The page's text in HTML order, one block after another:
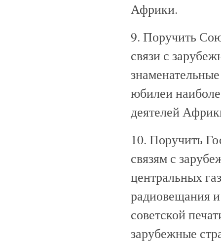
Африки.
9. Поручить
связи с
юбилеи
деятелей
10. Поручить
связям с
центральных
радиовещания
советской
зарубежные